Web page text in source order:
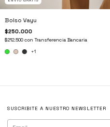
Bolso Vayu
$250.000
$212.500con Transferencia Bancaria
+1
SUSCRIBITE A NUESTRO NEWSLETTER